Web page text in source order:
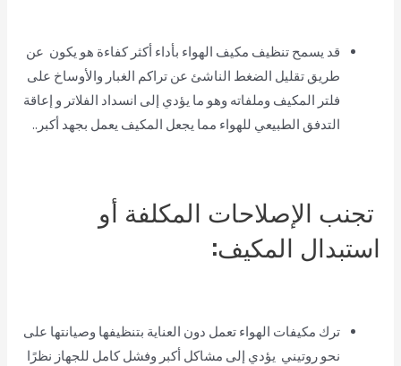
قد يسمح تنظيف مكيف الهواء بأداء أكثر كفاءة هو يكون عن
طريق تقليل الضغط الناشئ عن تراكم الغبار والأوساخ على
فلتر المكيف وملفاته وهو ما يؤدي إلى انسداد الفلاتر و إعاقة
التدفق الطبيعي للهواء مما يجعل المكيف يعمل بجهد أكبر..
تجنب الإصلاحات المكلفة أو
استبدال المكيف:
ترك مكيفات الهواء تعمل دون العناية بتنظيفها وصيانتها على
نحو روتيني يؤدي إلى مشاكل أكبر وفشل كامل للجهاز نظرًا